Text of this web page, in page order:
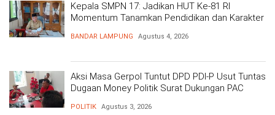
Kepala SMPN 17: Jadikan HUT Ke-81 RI
Momentum Tanamkan Pendidikan dan Karakter
BANDAR LAMPUNG Agustus 4, 2026
Aksi Masa Gerpol Tuntut DPD PDI-P Usut Tuntas
Dugaan Money Politik Surat Dukungan PAC
POLITIK Agustus 3, 2026